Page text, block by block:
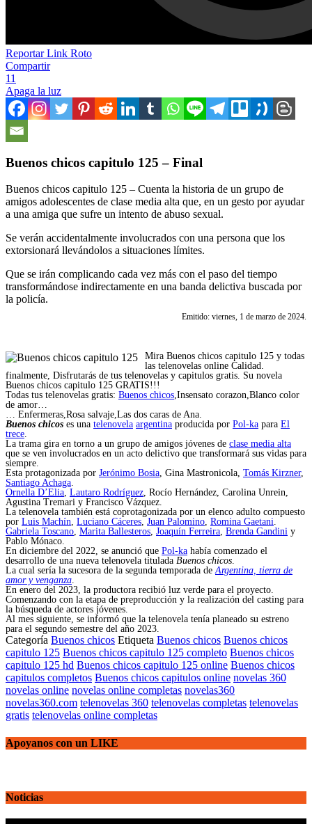
Reportar Link Roto
Compartir
11
Apaga la luz
Buenos chicos capitulo 125 – Final
Buenos chicos capitulo 125 – Cuenta la historia de un grupo de
amigos adolescentes de clase media alta que, en un gesto por ayudar
a una amiga que sufre un intento de abuso sexual.
Se verán accidentalmente involucrados con una persona que los
extorsionará llevándolos a situaciones límites.
Que se irán complicando cada vez más con el paso del tiempo
transformándose indirectamente en una banda delictiva buscada por
la policía.
Emitido: viernes, 1 de marzo de 2024.
Mira Buenos chicos capitulo 125 y todas
las telenovelas online Calidad.
finalmente, Disfrutarás de tus telenovelas y capitulos gratis. Su novela
Buenos chicos capitulo 125 GRATIS!!!
Todas tus telenovelas gratis: Buenos chicos,Insensato corazon,Blanco color
de amor…
… Enfermeras,Rosa salvaje,Las dos caras de Ana.
Buenos chicos es una telenovela argentina producida por Pol-ka para El
trece.
La trama gira en torno a un grupo de amigos jóvenes de clase media alta
que se ven involucrados en un acto delictivo que transformará sus vidas para
siempre.
Esta protagonizada por Jerónimo Bosia, Gina Mastronicola, Tomás Kirzner,
Santiago Achaga.
Ornella D’Elia, Lautaro Rodríguez, Rocío Hernández, Carolina Unrein,
Agustina Tremari y Francisco Vázquez.
La telenovela también está coprotagonizada por un elenco adulto compuesto
por Luis Machín, Luciano Cáceres, Juan Palomino, Romina Gaetani.
Gabriela Toscano, Marita Ballesteros, Joaquín Ferreira, Brenda Gandini y
Pablo Mónaco.
En diciembre del 2022, se anunció que Pol-ka había comenzado el
desarrollo de una nueva telenovela titulada Buenos chicos.
La cual sería la sucesora de la segunda temporada deArgentina, tierra de
amor y venganza.
En enero del 2023, la productora recibió luz verde para el proyecto.
Comenzando con la etapa de preproducción y la realización del casting para
la búsqueda de actores jóvenes.
Al mes siguiente, se informó que la telenovela tenía planeado su estreno
para el segundo semestre del año 2023.
Categoría Buenos chicos Etiqueta Buenos chicos Buenos chicos
capitulo 125 Buenos chicos capitulo 125 completo Buenos chicos
capitulo 125 hd Buenos chicos capitulo 125 online Buenos chicos
capitulos completos Buenos chicos capitulos online novelas 360
novelas online novelas online completas novelas360
novelas360.com telenovelas 360 telenovelas completas telenovelas
gratis telenovelas online completas
Apoyanos con un LIKE
Noticias